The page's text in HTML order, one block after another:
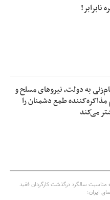
نابرابر!
به دولت، نیروهای مسلح و
مذاکره‌کننده طمع دشمنان را
می‌کند
مناسبت سالگرد درگذشت کارگردان فقید
ایران؛